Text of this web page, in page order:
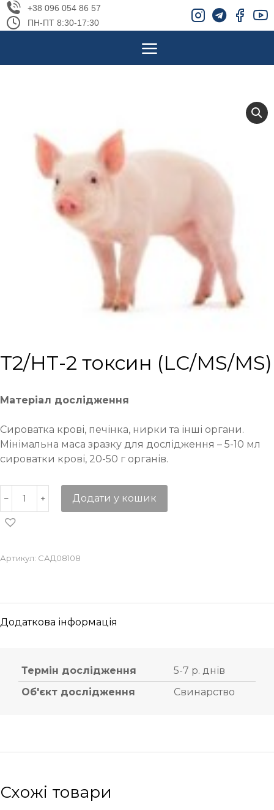
+38 096 054 86 57
ПН-ПТ 8:30-17:30
Т2/НТ-2 токсин (LC/MS/MS)
Матеріал дослідження
Сироватка крові, печінка, нирки та інші органи.
Мінімальна маса зразку для дослідження – 5-10 мл
сироватки крові, 20-50 г органів.
Додати у кошик
Артикул: САД08108
Додаткова інформація
Термін дослідження
5-7 р. днів
Об'єкт дослідження
Свинарство
Схожі товари